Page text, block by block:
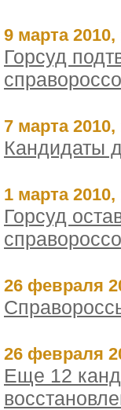
9 марта 2010,
Горсуд
7 марта 2010,
Кандидаты
1 марта 2010,
Горсуд
26 февраля
26 февраля
Еще 12